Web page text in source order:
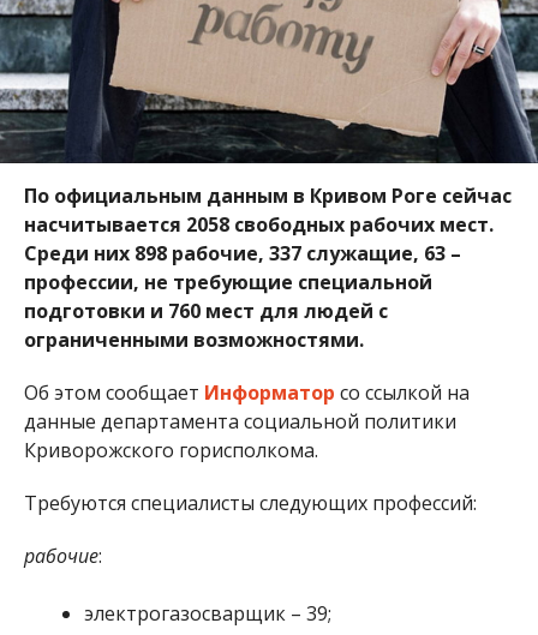
По официальным данным в Кривом Роге сейчас
насчитывается 2058 свободных рабочих мест.
Среди них 898 рабочие, 337 служащие, 63 –
профессии, не требующие специальной
подготовки и 760 мест для людей с
ограниченными возможностями.
Об этом сообщает Информатор со ссылкой на
данные департамента социальной политики
Криворожского горисполкома.
Требуются специалисты следующих профессий:
рабочие:
электрогазосварщик – 39;